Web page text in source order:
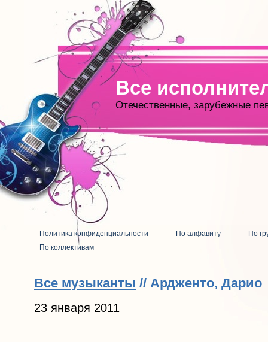
Все
Отечественные, зарубежные
Политика конфиденциальности По алфавиту
По
По коллективам
Все музыканты // Ардженто, Дарио
23 января 2011